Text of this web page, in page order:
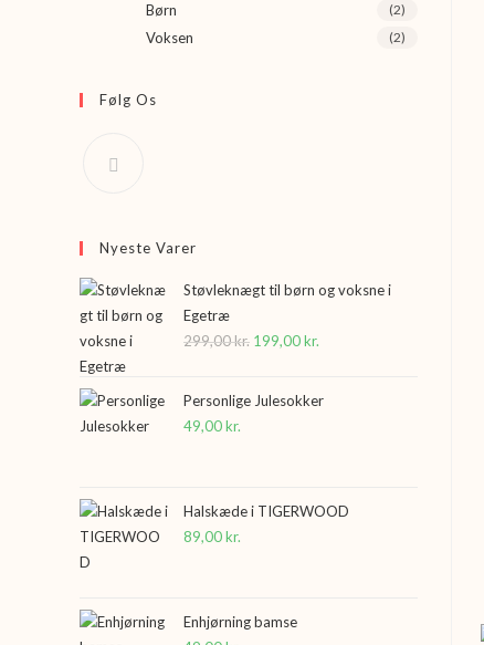
Børn (2)
Voksen (2)
Følg Os
Nyeste Varer
Støvleknægt til børn og voksne i
Egetræ
299,00kr. Den
pris
199,00kr.
pris
Personlige Julesokker
49,00kr.
Halskæde i TIGERWOOD
89,00kr.
Enhjørning bamse